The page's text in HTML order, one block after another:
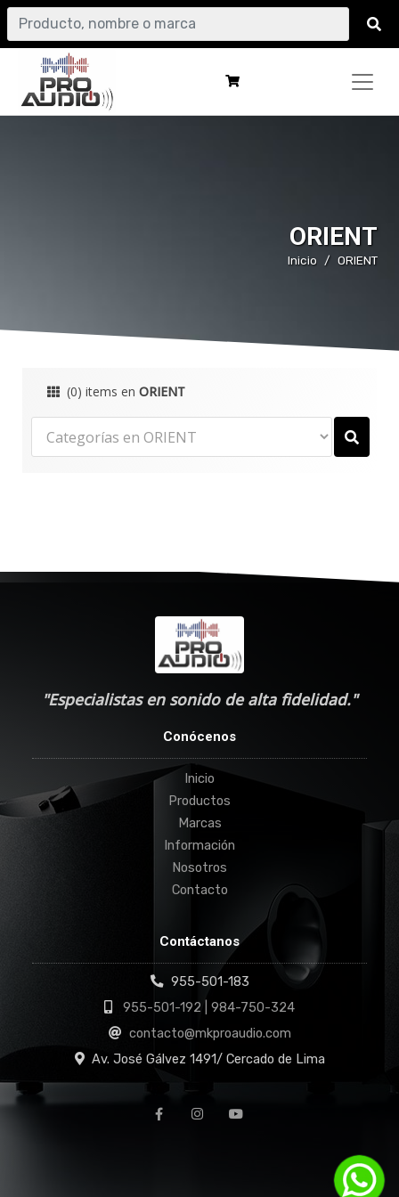
ORIENT
Inicio ORIENT
(0) items en ORIENT
"Especialistas en sonido de alta fidelidad."
Conócenos
Inicio
Productos
Marcas
Información
Nosotros
Contacto
Contáctanos
955-501-183
955-501-192 | 984-750-324
contacto@mkproaudio.com
Av. José Gálvez 1491/ Cercado de Lima